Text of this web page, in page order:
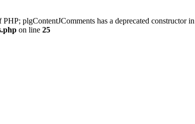
plgContentJComments has a deprecated constructor in
on line 25